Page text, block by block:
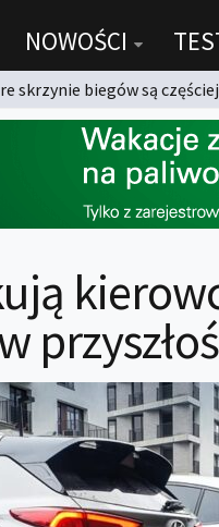
NOWOŚCI
skrzynie biegów są